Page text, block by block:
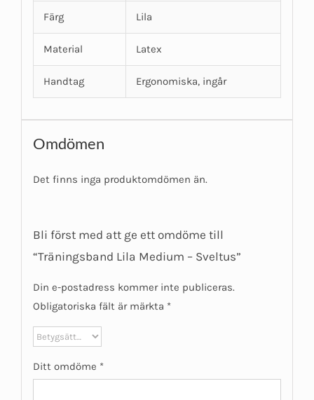
Färg Lila
Material Latex
Handtag Ergonomiska, ingår
Omdömen
Det finns inga produktomdömen än.
Bli först med att ge ett omdöme till
“Träningsband Lila Medium – Sveltus”
Din e-postadress kommer inte publiceras.
Obligatoriska fält är märkta *
Ditt omdöme *